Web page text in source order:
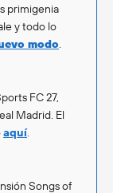
primigenia
y todo lo
modo.
FC 27,
Madrid. El
aquí.
Songs of